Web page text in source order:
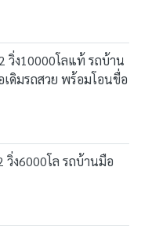
วิ่ง10000โลแท้ รถบ้าน
เดิมรถสวย พร้อมโอนขื่อ
วิ่ง6000โล รถบ้านมือ